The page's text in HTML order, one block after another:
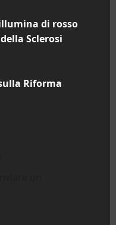
di rosso
Sclerosi
Riforma